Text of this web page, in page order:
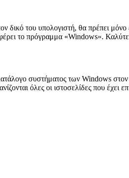
δικό του υπολογιστή, θα πρέπει μόνο
το πρόγραμμα «Windows».
συστήματος των Windows
όλες οι ιστοσελίδες που έχει